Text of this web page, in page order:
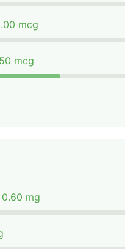
mcg
mcg
0.60 mg